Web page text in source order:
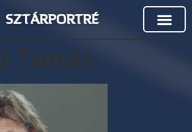
SZTÁRPORTRÉ
Tamás